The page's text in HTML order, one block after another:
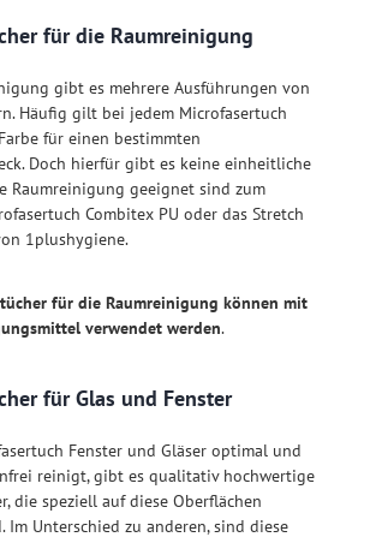
für die Raumreinigung
gibt es mehrere Ausführungen von
Häufig gilt bei jedem Microfasertuch
für einen bestimmten
Doch hierfür gibt es keine einheitliche
Raumreinigung geeignet sind zum
Combitex PU oder das Stretch
1plushygiene.
für die Raumreinigung können mit
verwendet werden.
für Glas und Fenster
Fenster und Gläser optimal und
reinigt, gibt es qualitativ hochwertige
die speziell auf diese Oberflächen
Im Unterschied zu anderen, sind diese